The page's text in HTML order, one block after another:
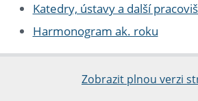
Katedry, ústavy a další
Harmonogram ak. roku
Zobrazit plnou verzi